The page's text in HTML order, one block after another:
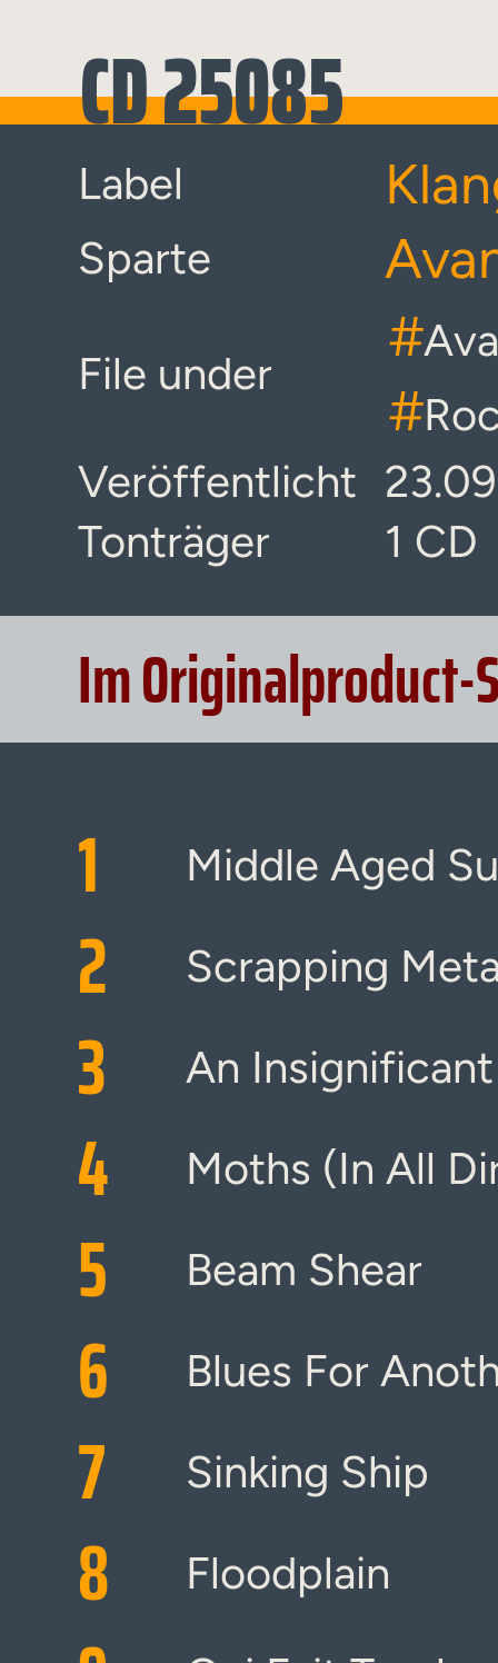
CD 25085
Label
Sparte
File under
#
#
Veröffentlicht
Tonträger
1 CD
Im
1 Middle Aged
2 Scrapping
3 An
4 Moths (In All
5 Beam Shear
6 Blues For
7 Sinking Ship
8 Floodplain